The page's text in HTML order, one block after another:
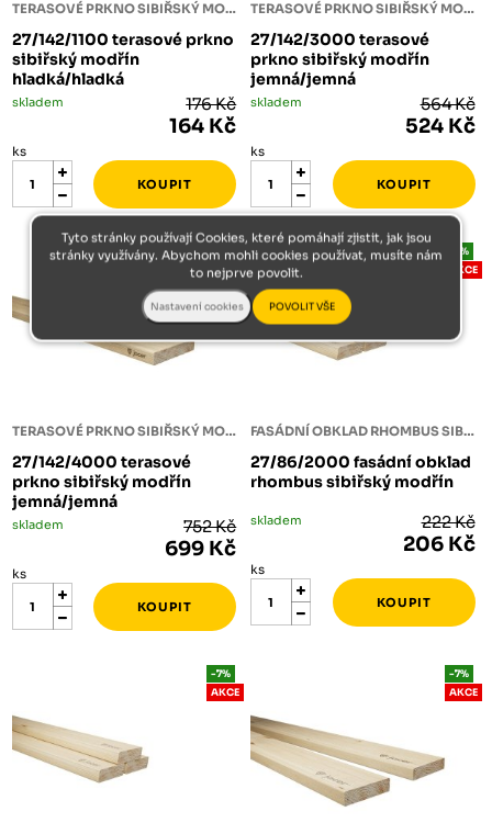
TERASOVÉ PRKNO SIBIŘSKÝ MODŘÍN
27/142/1100 terasové prkno
sibiřský modřín
hladká/hladká
skladem 176 Kč
164 Kč
ks
TERASOVÉ PRKNO SIBIŘSKÝ MODŘÍN
27/142/3000 terasové
prkno sibiřský modřín
jemná/jemná
skladem 564 Kč
524 Kč
ks
TERASOVÉ PRKNO SIBIŘSKÝ MODŘÍN
27/142/4000 terasové
prkno sibiřský modřín
jemná/jemná
-7%
AKCE
skladem 752 Kč
699 Kč
ks
FASÁDNÍ OBKLAD RHOMBUS SIBIŘSKÝ MODŘÍN
27/86/2000 fasádní obklad
rhombus sibiřský modřín
-7%
AKCE
skladem 222 Kč
206 Kč
ks
-7%
AKCE
-7%
AKCE
Tyto stránky používají Cookies, které pomáhají zjistit, jak jsou
stránky využívány. Abychom mohli cookies používat, musíte nám
to nejprve povolit.